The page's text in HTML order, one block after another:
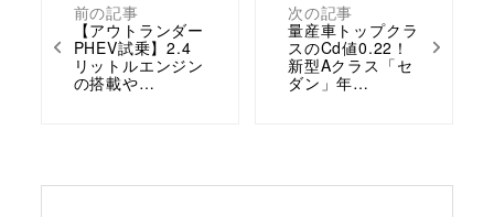
前の記事
【アウトランダー
PHEV試乗】2.4
リットルエンジン
の搭載や…
次の記事
量産車トップクラ
スのCd値0.22！
新型Aクラス「セ
ダン」年…